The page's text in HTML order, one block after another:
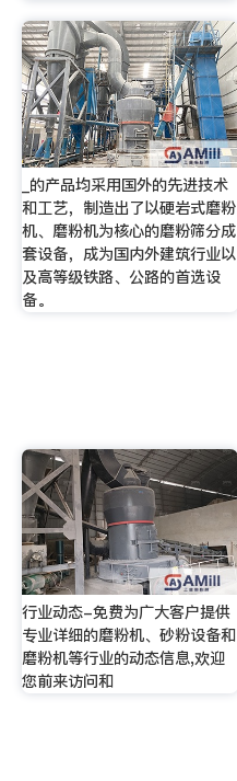
_的产品均采用国外的先进技术
和工艺，制造出了以硬岩式磨粉
机、磨粉机为核心的磨粉筛分成
套设备，成为国内外建筑行业以
及高等级铁路、公路的首选设
备。
行业动态-免费为广大客户提供
专业详细的磨粉机、砂粉设备和
磨粉机等行业的动态信息,欢迎
您前来访问和